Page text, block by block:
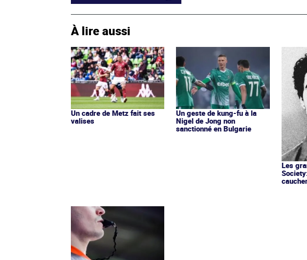
À lire aussi
Un cadre de Metz fait ses
valises
Un geste de kung-fu à la
Nigel de Jong non
sanctionné en Bulgarie
Les